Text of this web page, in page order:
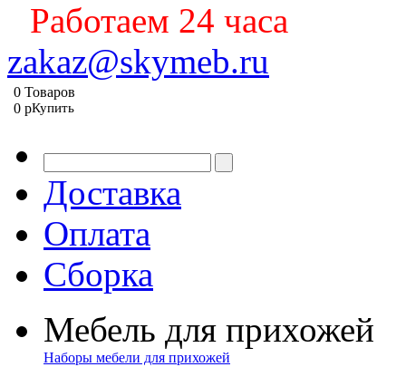
Работаем 24 часа
zakaz@skymeb.ru
0 Товаров
0 pКупить
Доставка
Оплата
Сборка
Мебель для прихожей
Наборы мебели для прихожей